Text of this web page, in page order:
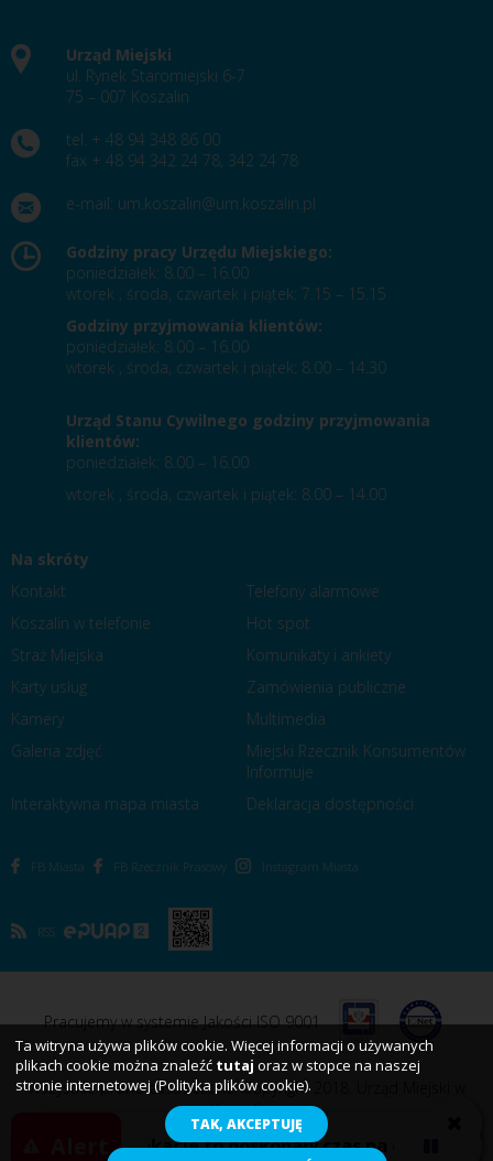
Urząd Miejski
ul. Rynek Staromiejski 6-7
75 – 007 Koszalin
tel. + 48 94 348 86 00
fax + 48 94 342 24 78, 342 24 78
e-mail: um.koszalin@um.koszalin.pl
Godziny pracy Urzędu Miejskiego:
poniedziałek: 8.00 – 16.00
wtorek , środa, czwartek i piątek: 7.15 – 15.15
Godziny przyjmowania klientów:
poniedziałek: 8.00 – 16.00
wtorek , środa, czwartek i piątek: 8.00 – 14.30
Urząd Stanu Cywilnego godziny przyjmowania
klientów:
poniedziałek: 8.00 – 16.00
wtorek , środa, czwartek i piątek: 8.00 – 14.00
Na skróty
Kontakt
Telefony alarmowe
Koszalin w telefonie
Hot spot
Straż Miejska
Komunikaty i ankiety
Karty usług
Zamówienia publiczne
Kamery
Multimedia
Galeria zdjęć
Miejski Rzecznik Konsumentów
Informuje
Interaktywna mapa miasta
Deklaracja dostępności
FB Miasta FB Rzecznik Prasowy Instagram Miasta
RSS
Pracujemy w systemie Jakości ISO 9001
Wszystkie prawa zastrzeżone. Copyright 2018. Urząd Miejski w
Koszalinie
Wakacje to doskonały czas na
Ta witryna używa plików cookie. Więcej informacji o używanych
plikach cookie można znaleźć tutaj oraz w stopce na naszej
stronie internetowej (Polityka plików cookie).
TAK, AKCEPTUJĘ